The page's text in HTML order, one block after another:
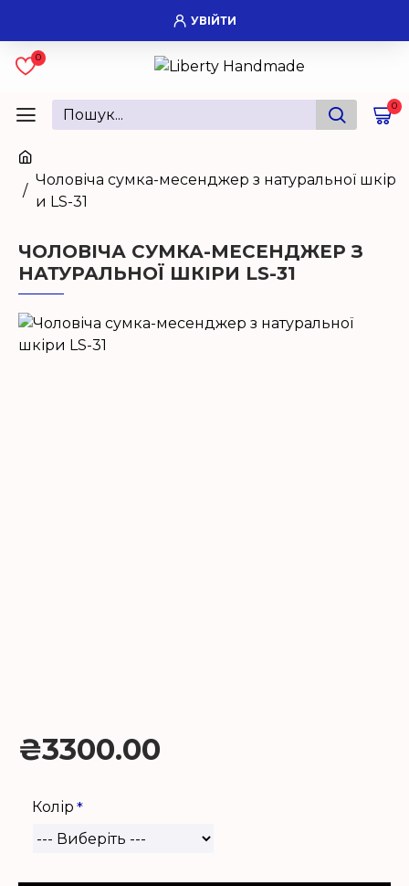
УВІЙТИ
0
0
Чоловіча сумка-месенджер з натуральної шкір
и LS-31
ЧОЛОВІЧА СУМКА-МЕСЕНДЖЕР З
НАТУРАЛЬНОЇ ШКІРИ LS-31
₴3300.00
Колір